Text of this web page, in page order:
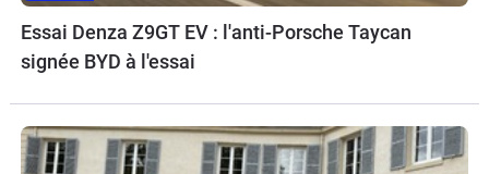
Essai Denza Z9GT EV : l'anti-Porsche Taycan
signée BYD à l'essai